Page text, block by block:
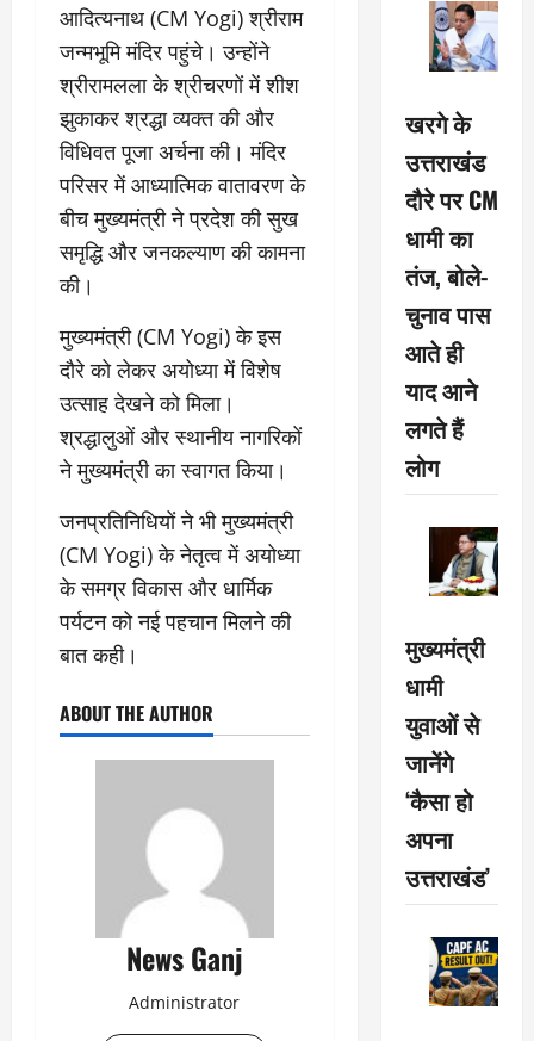
आदित्यनाथ (CM Yogi) श्रीराम
जन्मभूमि मंदिर पहुंचे। उन्होंने
श्रीरामलला के श्रीचरणों में शीश
झुकाकर श्रद्धा व्यक्त की और
विधिवत पूजा अर्चना की। मंदिर
परिसर में आध्यात्मिक वातावरण के
बीच मुख्यमंत्री ने प्रदेश की सुख
समृद्धि और जनकल्याण की कामना
की।
मुख्यमंत्री (CM Yogi) के इस
दौरे को लेकर अयोध्या में विशेष
उत्साह देखने को मिला।
श्रद्धालुओं और स्थानीय नागरिकों
ने मुख्यमंत्री का स्वागत किया।
जनप्रतिनिधियों ने भी मुख्यमंत्री
(CM Yogi) के नेतृत्व में अयोध्या
के समग्र विकास और धार्मिक
पर्यटन को नई पहचान मिलने की
बात कही।
ABOUT THE AUTHOR
News Ganj
Administrator
खरगे के
उत्तराखंड
दौरे पर CM
धामी का
तंज, बोले-
चुनाव पास
आते ही
याद आने
लगते हैं
लोग
मुख्यमंत्री
धामी
युवाओं से
जानेंगे
‘कैसा हो
अपना
उत्तराखंड’